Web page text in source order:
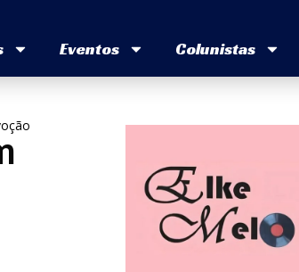
Eventos Colunistas